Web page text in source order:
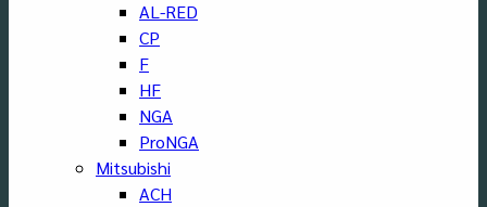
AL-RED
CP
F
HF
NGA
ProNGA
Mitsubishi
ACH